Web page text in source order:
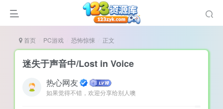
首页 PC游戏 恐怖惊悚 正文
迷失于声音中/Lost in Voice
热心网友
如果觉得不错，欢迎分享给别人噢